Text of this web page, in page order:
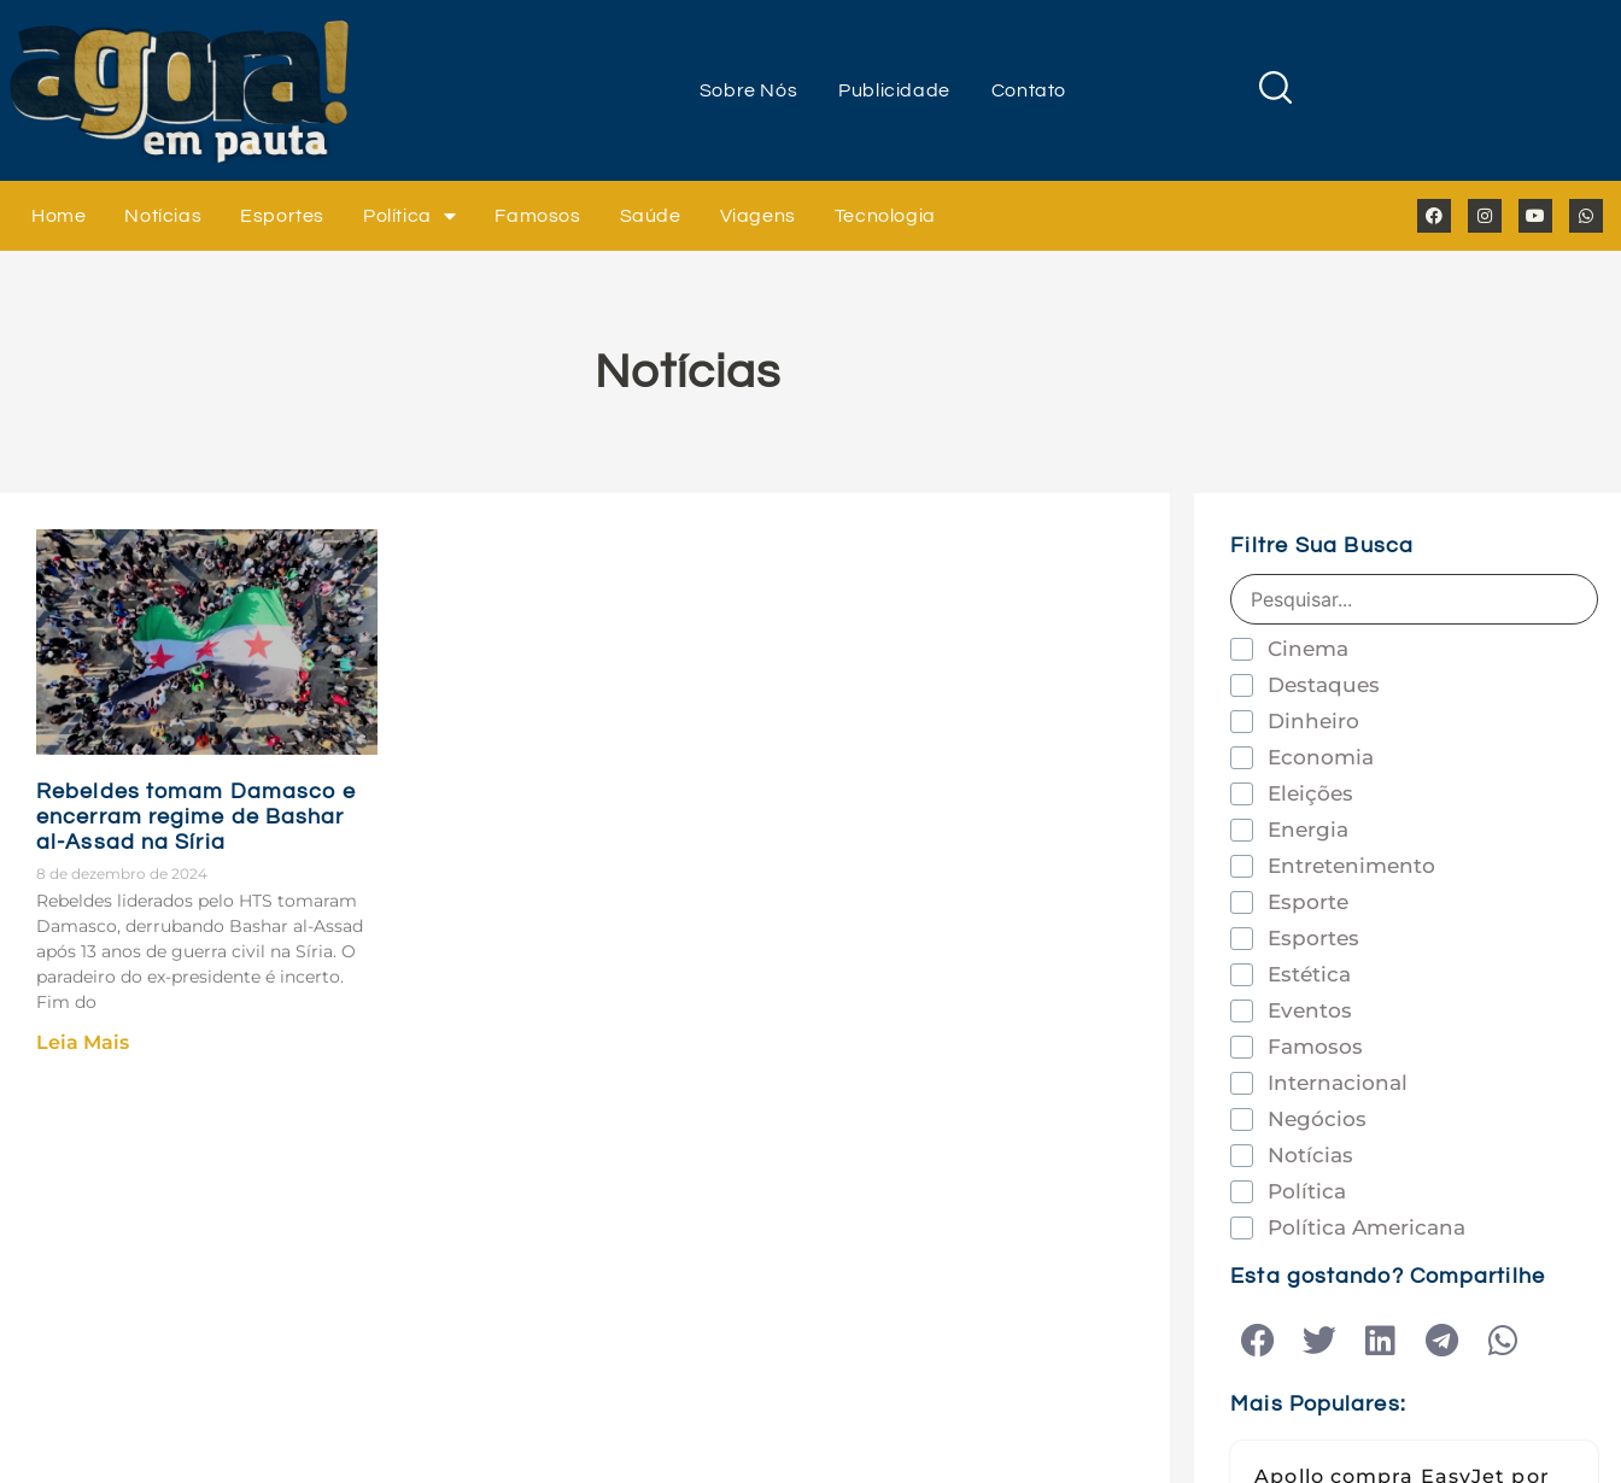
Sobre Nós Publicidade Contato
Home Notícias Esportes Política Famosos Saúde Viagens Tecnologia
Notícias
Rebeldes tomam Damasco e
encerram regime de Bashar
al-Assad na Síria
8 de dezembro de 2024
Rebeldes liderados pelo HTS tomaram
Damasco, derrubando Bashar al-Assad
após 13 anos de guerra civil na Síria. O
paradeiro do ex-presidente é incerto.
Fim do
Leia Mais
Filtre Sua Busca
Cinema
Destaques
Dinheiro
Economia
Eleições
Energia
Entretenimento
Esporte
Esportes
Estética
Eventos
Famosos
Internacional
Negócios
Notícias
Política
Política Americana
Saúde
Tecnologia
Viagens
Esta gostando? Compartilhe
Mais Populares:
Apollo compra EasyJet por